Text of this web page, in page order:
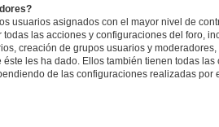
usuarios asignados con el mayor nivel de
las acciones y configuraciones del foro,
creación de grupos usuarios y
éste les ha dado. Ellos también tienen todas
de las configuraciones realizadas por